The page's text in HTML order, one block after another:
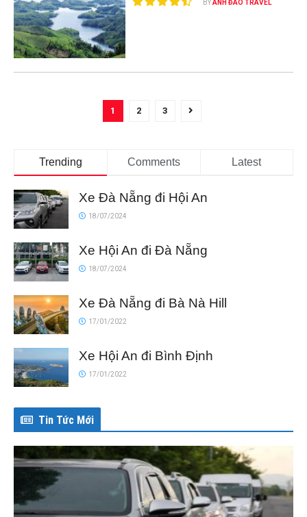
BYANH ĐÀO TRAVEL
1 2 3
Trending Comments Latest
Xe Đà Nẵng đi Hội An
18/07/2024
Xe Hội An đi Đà Nẵng
18/07/2024
Xe Đà Nẵng đi Bà Nà Hill
17/01/2022
Xe Hội An đi Bình Định
17/01/2022
Tin Tức Mới